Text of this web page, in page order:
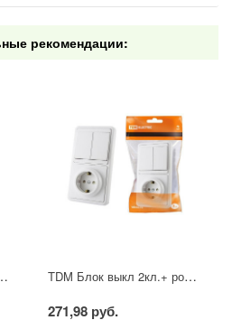
рекомендации:
внутр. вертикальный TDM Блок выкл 2кл.+ розетка с/з с защ.шторкой внутр. вертикальный
271,98 руб.